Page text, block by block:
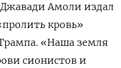
Амоли издал
кровь»
«Наша земля
сионистов и